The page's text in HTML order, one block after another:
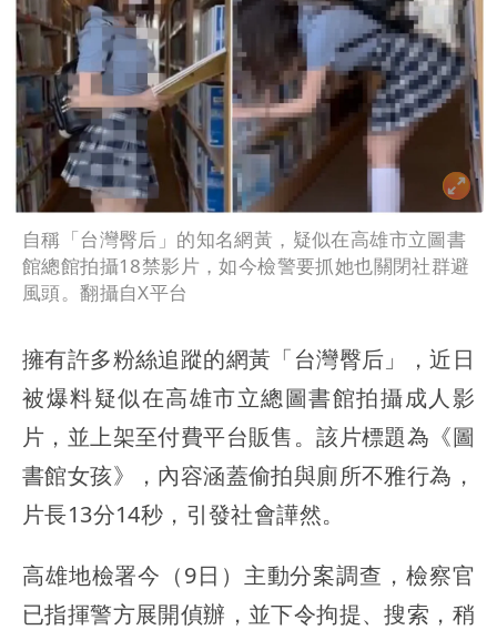
自稱「台灣臀后」的知名網黃，疑似在高雄市立圖書
館總館拍攝18禁影片，如今檢警要抓她也關閉社群避
風頭。翻攝自X平台
擁有許多粉絲追蹤的網黃「台灣臀后」，近日
被爆料疑似在高雄市立總圖書館拍攝成人影
片，並上架至付費平台販售。該片標題為《圖
書館女孩》，內容涵蓋偷拍與廁所不雅行為，
片長13分14秒，引發社會譁然。
高雄地檢署今（9日）主動分案調查，檢察官
已指揮警方展開偵辦，並下令拘提、搜索，稍